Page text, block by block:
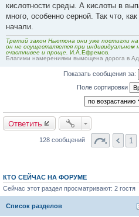
кислотности среды. А кислоты в
много, особенно серной. Так что,
начали.
Третий закон Ньютона они уже постигли
он не осуществляется при индивидуальном
счастливее и проще. И.А.Ефремов.
Благими намерениями вымощена дорога в Ад.
Показать сообщения за:
Поле сортировки
Ответить
128 сообщений 1
КТО СЕЙЧАС НА ФОРУМЕ
Сейчас этот раздел просматривают: 2 гостя
Список разделов